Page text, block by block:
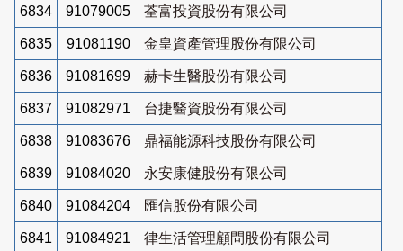
6834 91079005 荃富投資股份有限公司
6835 91081190 金皇資產管理股份有限公司
6836 91081699 赫卡生醫股份有限公司
6837 91082971 台捷醫資股份有限公司
6838 91083676 鼎福能源科技股份有限公司
6839 91084020 永安康健股份有限公司
6840 91084204 匯信股份有限公司
6841 91084921 律生活管理顧問股份有限公司